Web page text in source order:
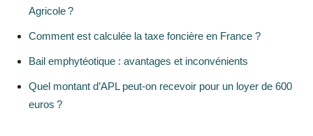
Agricole ?
Comment est calculée la taxe foncière en France ?
Bail emphytéotique : avantages et inconvénients
Quel montant d’APL peut-on recevoir pour un loyer de 600
euros ?